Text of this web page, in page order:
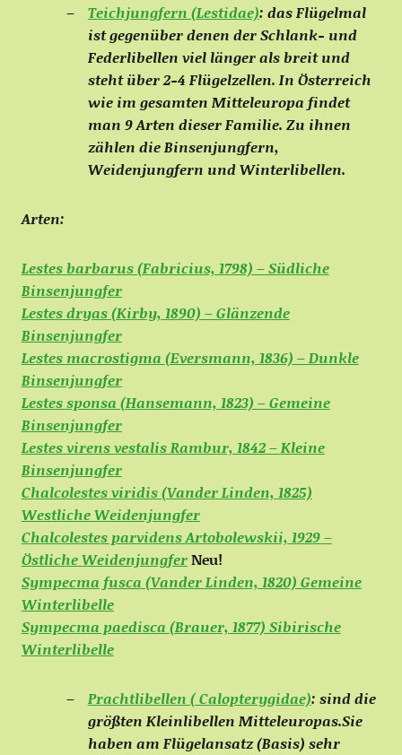
Teichjungfern (Lestidae): das Flügelmal
ist gegenüber denen der Schlank- und
Federlibellen viel länger als breit und
steht über 2-4 Flügelzellen. In Österreich
wie im gesamten Mitteleuropa findet
man 9 Arten dieser Familie. Zu ihnen
zählen die Binsenjungfern,
Weidenjungfern und Winterlibellen.
Arten:
Lestes barbarus (Fabricius, 1798) – Südliche
Binsenjungfer
Lestes dryas (Kirby, 1890) – Glänzende
Binsenjungfer
Lestes macrostigma (Eversmann, 1836) – Dunkle
Binsenjungfer
Lestes sponsa (Hansemann, 1823) – Gemeine
Binsenjungfer
Lestes virens vestalis Rambur, 1842 – Kleine
Binsenjungfer
Chalcolestes viridis (Vander Linden, 1825)
Westliche Weidenjungfer
Chalcolestes parvidens Artobolewskii, 1929 –
Östliche WeidenjungferNeu!
Sympecma fusca (Vander Linden, 1820) Gemeine
Winterlibelle
Sympecma paedisca (Brauer, 1877) Sibirische
Winterlibelle
Prachtlibellen ( Calopterygidae): sind die
größten Kleinlibellen Mitteleuropas.Sie
haben am Flügelansatz (Basis) sehr